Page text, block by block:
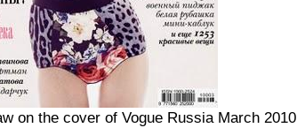
on the cover of Vogue Russia March 2010